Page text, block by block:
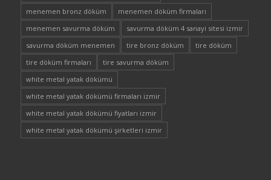
menemen bronz döküm
menemen döküm firmaları
menemen savurma döküm
savurma döküm 4 sanayi sitesi izmir
savurma döküm menemen
tire bronz döküm
tire döküm
tire döküm firmaları
tire savurma döküm
white metal yatak dökümü
white metal yatak dökümü firmaları izmir
white metal yatak dökümü fiyatları izmir
white metal yatak dökümü şirketleri izmir